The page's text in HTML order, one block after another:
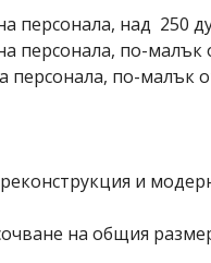
персонала, над 250
персонала, по-малък
персонала, по-малък
и
на общия